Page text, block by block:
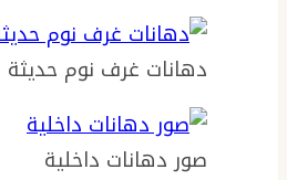
دهانات غرف نوم حديثة
صور دهانات داخلية